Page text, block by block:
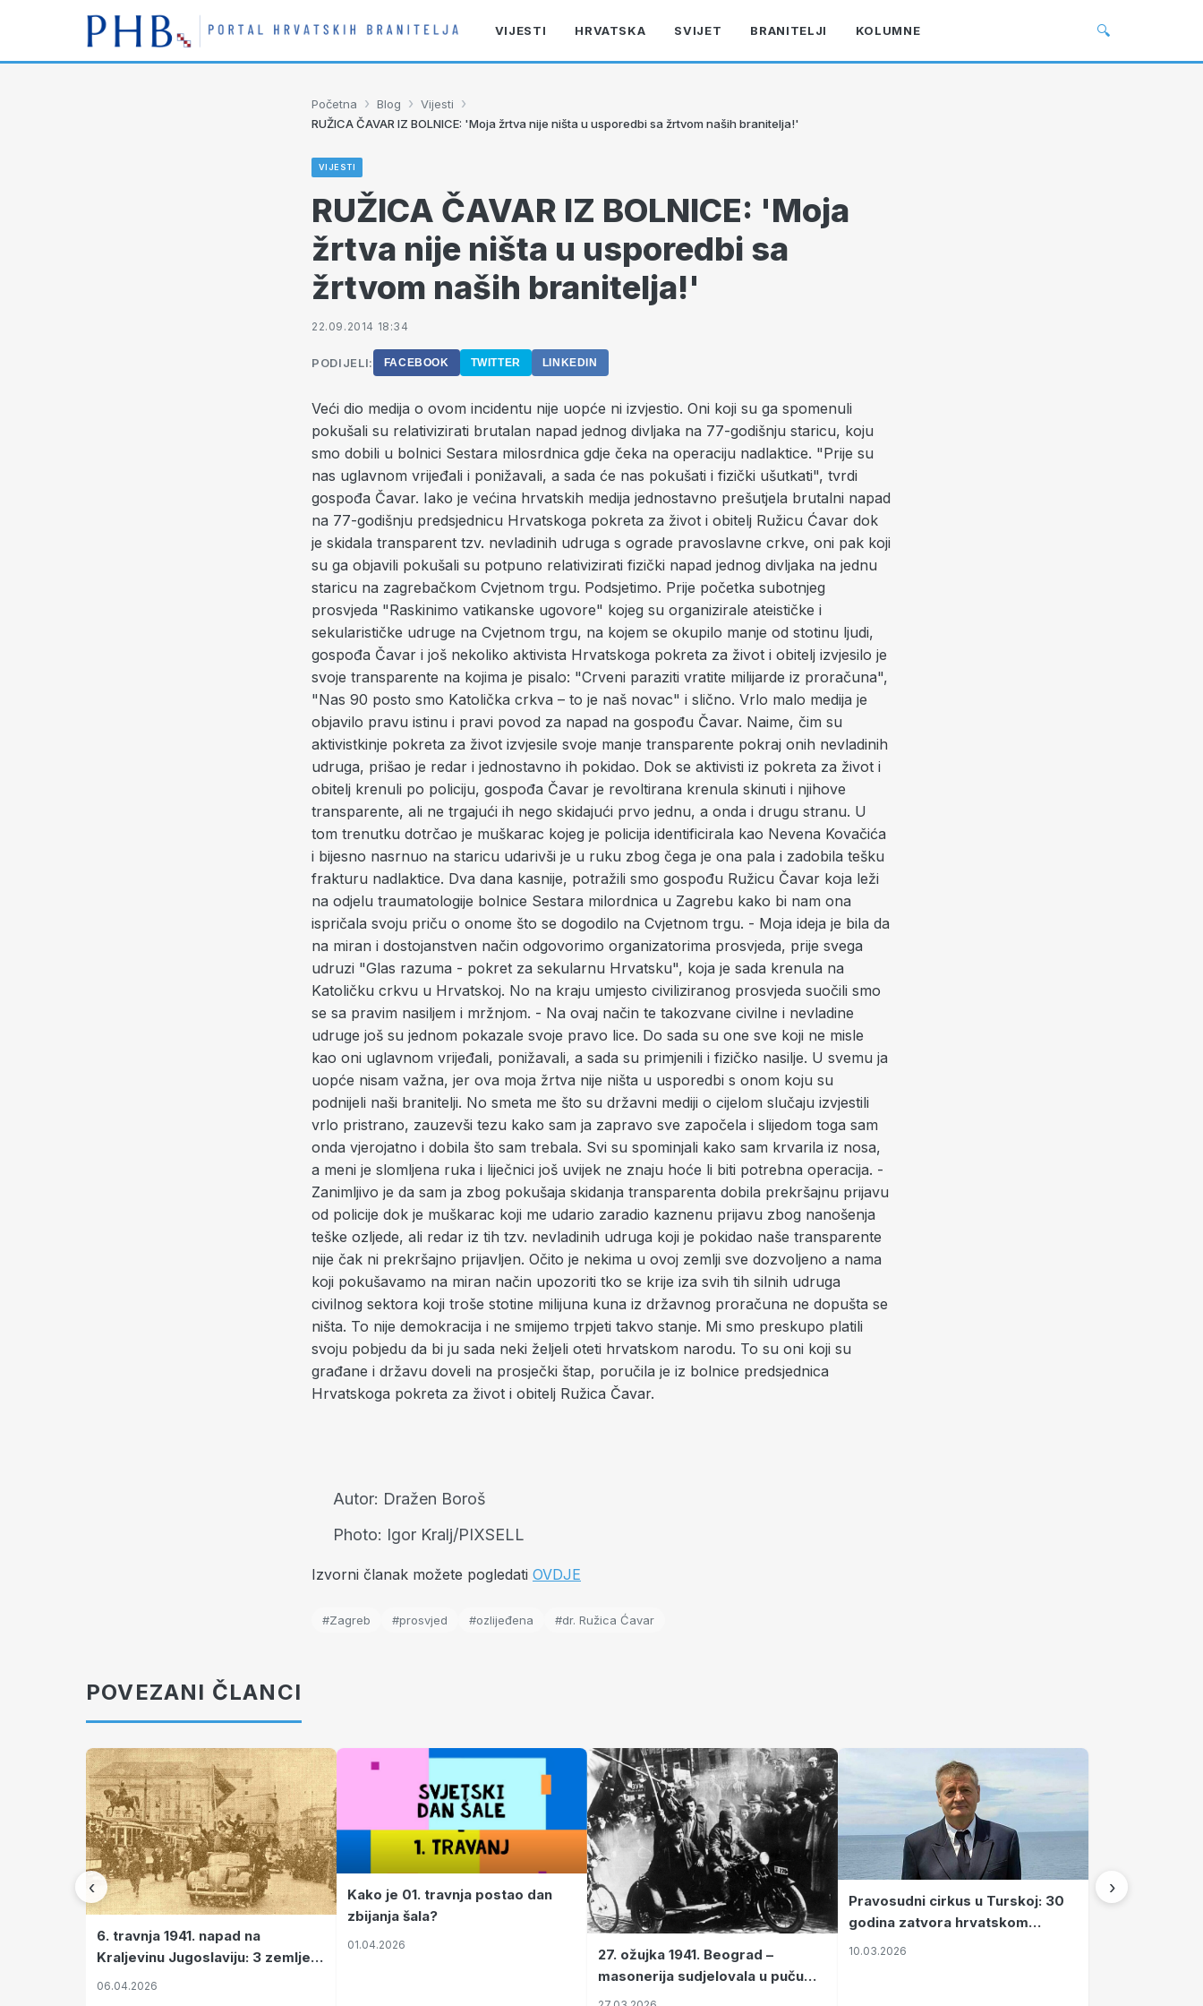
VIJESTI HRVATSKA SVIJET BRANITELJI KOLUMNE 🔍
Početna › Blog › Vijesti ›
RUŽICA ČAVAR IZ BOLNICE: 'Moja žrtva nije ništa u usporedbi sa žrtvom naših branitelja!'
VIJESTI
RUŽICA ČAVAR IZ BOLNICE: 'Moja
žrtva nije ništa u usporedbi sa
žrtvom naših branitelja!'
22.09.2014 18:34
PODIJELI: FACEBOOK TWITTER LINKEDIN
Veći dio medija o ovom incidentu nije uopće ni izvjestio. Oni koji su ga spomenuli
pokušali su relativizirati brutalan napad jednog divljaka na 77-godišnju staricu, koju
smo dobili u bolnici Sestara milosrdnica gdje čeka na operaciju nadlaktice. "Prije su
nas uglavnom vrijeđali i ponižavali, a sada će nas pokušati i fizički ušutkati", tvrdi
gospođa Čavar. Iako je većina hrvatskih medija jednostavno prešutjela brutalni napad
na 77-godišnju predsjednicu Hrvatskoga pokreta za život i obitelj Ružicu Ćavar dok
je skidala transparent tzv. nevladinih udruga s ograde pravoslavne crkve, oni pak koji
su ga objavili pokušali su potpuno relativizirati fizički napad jednog divljaka na jednu
staricu na zagrebačkom Cvjetnom trgu. Podsjetimo. Prije početka subotnjeg
prosvjeda "Raskinimo vatikanske ugovore" kojeg su organizirale ateističke i
sekularističke udruge na Cvjetnom trgu, na kojem se okupilo manje od stotinu ljudi,
gospođa Čavar i još nekoliko aktivista Hrvatskoga pokreta za život i obitelj izvjesilo je
svoje transparente na kojima je pisalo: "Crveni paraziti vratite milijarde iz proračuna",
"Nas 90 posto smo Katolička crkva – to je naš novac" i slično. Vrlo malo medija je
objavilo pravu istinu i pravi povod za napad na gospođu Čavar. Naime, čim su
aktivistkinje pokreta za život izvjesile svoje manje transparente pokraj onih nevladinih
udruga, prišao je redar i jednostavno ih pokidao. Dok se aktivisti iz pokreta za život i
obitelj krenuli po policiju, gospođa Čavar je revoltirana krenula skinuti i njihove
transparente, ali ne trgajući ih nego skidajući prvo jednu, a onda i drugu stranu. U
tom trenutku dotrčao je muškarac kojeg je policija identificirala kao Nevena Kovačića
i bijesno nasrnuo na staricu udarivši je u ruku zbog čega je ona pala i zadobila tešku
frakturu nadlaktice. Dva dana kasnije, potražili smo gospođu Ružicu Čavar koja leži
na odjelu traumatologije bolnice Sestara milordnica u Zagrebu kako bi nam ona
ispričala svoju priču o onome što se dogodilo na Cvjetnom trgu. - Moja ideja je bila da
na miran i dostojanstven način odgovorimo organizatorima prosvjeda, prije svega
udruzi "Glas razuma - pokret za sekularnu Hrvatsku", koja je sada krenula na
Katoličku crkvu u Hrvatskoj. No na kraju umjesto civiliziranog prosvjeda suočili smo
se sa pravim nasiljem i mržnjom. - Na ovaj način te takozvane civilne i nevladine
udruge još su jednom pokazale svoje pravo lice. Do sada su one sve koji ne misle
kao oni uglavnom vrijeđali, ponižavali, a sada su primjenili i fizičko nasilje. U svemu ja
uopće nisam važna, jer ova moja žrtva nije ništa u usporedbi s onom koju su
podnijeli naši branitelji. No smeta me što su državni mediji o cijelom slučaju izvjestili
vrlo pristrano, zauzevši tezu kako sam ja zapravo sve započela i slijedom toga sam
onda vjerojatno i dobila što sam trebala. Svi su spominjali kako sam krvarila iz nosa,
a meni je slomljena ruka i liječnici još uvijek ne znaju hoće li biti potrebna operacija. -
Zanimljivo je da sam ja zbog pokušaja skidanja transparenta dobila prekršajnu prijavu
od policije dok je muškarac koji me udario zaradio kaznenu prijavu zbog nanošenja
teške ozljede, ali redar iz tih tzv. nevladinih udruga koji je pokidao naše transparente
nije čak ni prekršajno prijavljen. Očito je nekima u ovoj zemlji sve dozvoljeno a nama
koji pokušavamo na miran način upozoriti tko se krije iza svih tih silnih udruga
civilnog sektora koji troše stotine milijuna kuna iz državnog proračuna ne dopušta se
ništa. To nije demokracija i ne smijemo trpjeti takvo stanje. Mi smo preskupo platili
svoju pobjedu da bi ju sada neki željeli oteti hrvatskom narodu. To su oni koji su
građane i državu doveli na prosječki štap, poručila je iz bolnice predsjednica
Hrvatskoga pokreta za život i obitelj Ružica Čavar.
Autor: Dražen Boroš
Photo: Igor Kralj/PIXSELL
Izvorni članak možete pogledati OVDJE
#Zagreb #prosvjed #ozlijeđena #dr. Ružica Ćavar
POVEZANI ČLANCI
‹
6. travnja 1941. napad na
Kraljevinu Jugoslaviju: 3 zemlje
nastale njenim raspadom
06.04.2026
Kako je 01. travnja postao dan
zbijanja šala?
01.04.2026
27. ožujka 1941. Beograd –
masonerija sudjelovala u puču
koji je Jugoslaviju odveo u krvavi
Pravosudni cirkus u Turskoj: 30
godina zatvora hrvatskom
kapetanu kojeg su sami pustili
10.03.2026
›